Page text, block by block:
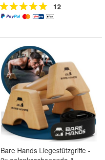
12
Bare Hands Liegestützgriffe -